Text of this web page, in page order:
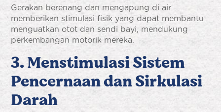
Gerakan berenang dan mengapung di air
memberikan stimulasi fisik yang dapat membantu
menguatkan otot dan sendi bayi, mendukung
perkembangan motorik mereka.
3. Menstimulasi Sistem
Pencernaan dan Sirkulasi
Darah